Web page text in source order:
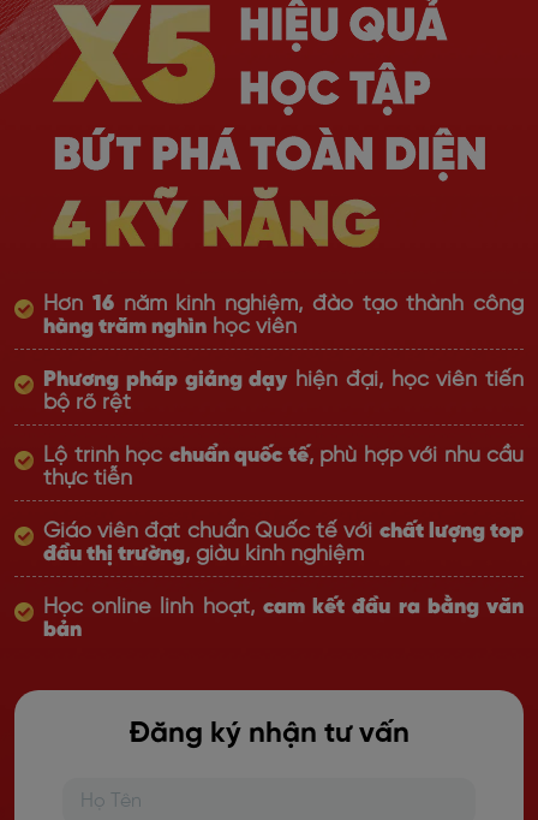
Hơn 16năm kinh nghiệm, đào tạo thành công
hàng trăm nghìn học viên
Phương pháp giảng dạy hiện đại, học viên tiến
bộ rõ rệt
Lộ trình học chuẩn quốc tế, phù hợp với nhu cầu
thực tiễn
Giáo viên đạt chuẩn Quốc tế với chất lượng top
đầu thị trường, giàu kinh nghiệm
Học online linh hoạt, cam kết đầu ra bằng văn
bản
Đăng ký nhận tư vấn